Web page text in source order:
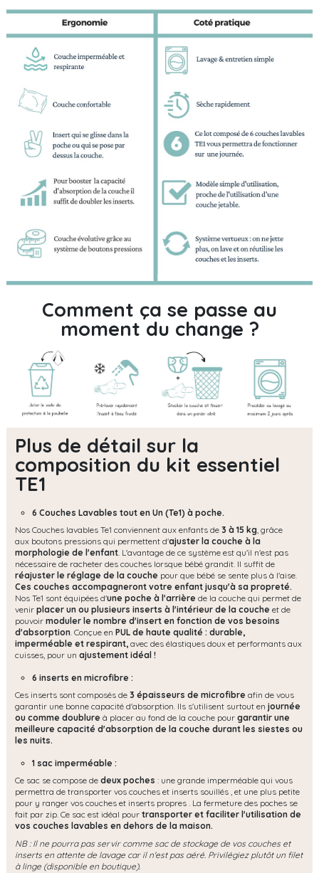
Comment ça se passe au
moment du change ?
Plus de détail sur la
composition du kit essentiel
TE1
6 Couches Lavables tout en Un (Te1) à poche.
Nos Couches lavables Te1 conviennent aux enfants de 3 à 15 kg , grâce
aux boutons pressions qui permettent d'ajuster la couche à la
morphologie de l'enfant . L'avantage de ce système est qu'il n'est pas
nécessaire de racheter des couches lorsque bébé grandit. Il suffit de
réajuster le réglage de la couche pour que bébé se sente plus à l'aise.
Ces couches accompagneront votre enfant jusqu'à sa propreté.
Nos Te1 sont équipées d'une poche à l'arrière de la couche qui permet de
venir placer un ou plusieurs inserts à l'intérieur de la couche et de
pouvoir moduler le nombre d'insert en fonction de vos besoins
d'absorption . Conçue en PUL de haute qualité : durable,
imperméable et respirant, avec des élastiques doux et performants aux
cuisses, pour un ajustement idéal !
6 inserts en microfibre :
Ces inserts sont composés de 3 épaisseurs de microfibre afin de vous
garantir une bonne capacité d'absorption. Ils s'utilisent surtout en journée
ou comme doublure à placer au fond de la couche pour garantir une
meilleure capacité d'absorption de la couche durant les siestes ou
les nuits.
1 sac imperméable :
Ce sac se compose de deux poches : une grande imperméable qui vous
permettra de transporter vos couches et inserts souillés , et une plus petite
pour y ranger vos couches et inserts propres . La fermeture des poches se
fait par zip. Ce sac est idéal pour transporter et faciliter l'utilisation de
vos couches lavables en dehors de la maison.
NB : Il ne pourra pas servir comme sac de stockage de vos couches et
inserts en attente de lavage car il n'est pas aéré. Privilégiez plutôt un filet
à linge (disponible en boutique).